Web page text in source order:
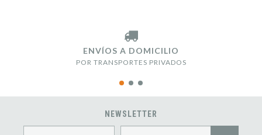
ENVÍOS A DOMICILIO
POR TRANSPORTES PRIVADOS
NEWSLETTER